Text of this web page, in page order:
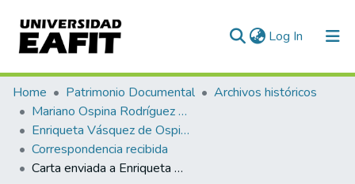
Log In (current)
Communities & Collections
All of DSpace
Statistics
Home Patrimonio Documental
Archivos históricos
Mariano Ospina Rodríguez (1826 -1912)
Enriqueta Vásquez de Ospina
Correspondencia recibida
Carta enviada a Enriqueta Vásquez de Ospina